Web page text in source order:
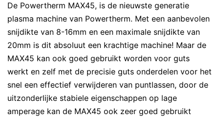
De Powertherm MAX45, is de nieuwste generatie
plasma machine van Powertherm. Met een aanbevolen
snijdikte van 8-16mm en een maximale snijdikte van
20mm is dit absoluut een krachtige machine! Maar de
MAX45 kan ook goed gebruikt worden voor guts
werkt en zelf met de precisie guts onderdelen voor het
snel een effectief verwijderen van puntlassen, door de
uitzonderlijke stabiele eigenschappen op lage
amperage kan de MAX45 ook zeer goed gebruikt